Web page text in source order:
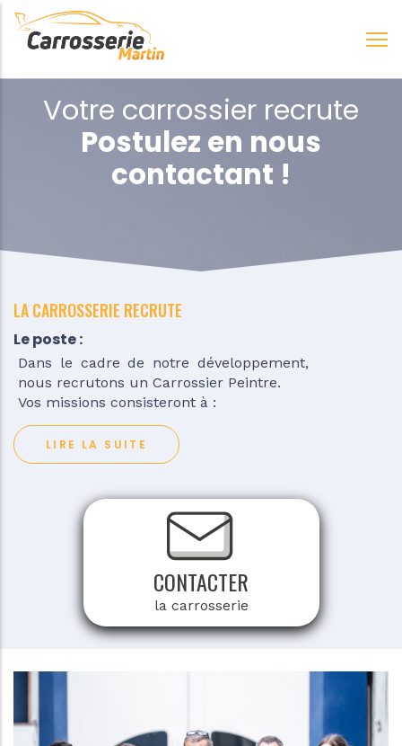
Aller
Votre carrossier recrute
Postulez en nous
contactant !
LA CARROSSERIE RECRUTE
Le poste :
Dans le cadre de notre développement,
nous recrutons un Carrossier Peintre.
Vos missions consisteront à :
LIRE LA SUITE
CONTACTER
la carrosserie